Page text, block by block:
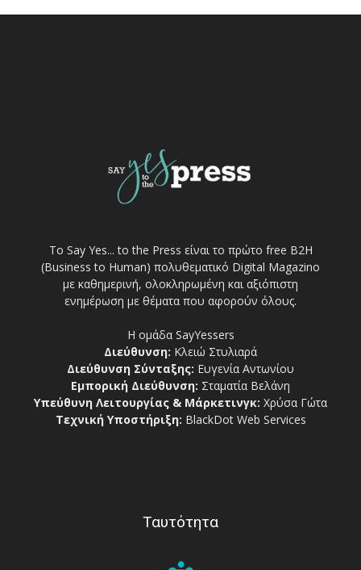
Το Say Yes... to the Press είναι το πρώτο free Β2Η
(Business to Human) πολυθεματικό Digital Magazino
με καθημερινή, ολοκληρωμένη και αξιόπιστη
ενημέρωση με θέματα που αφορούν όλους.
Η ομάδα SayYessers
Διεύθυνση: Κλειώ Στυλιαρά
Διεύθυνση Σύνταξης: Ευγενία Αντωνίου
Εμπορική Διεύθυνση: Σταματία Βελάνη
Υπεύθυνη Λειτουργίας & Μάρκετινγκ: Χρύσα Γώτα
Τεχνική Υποστήριξη: BlackDot Web Services
Ταυτότητα